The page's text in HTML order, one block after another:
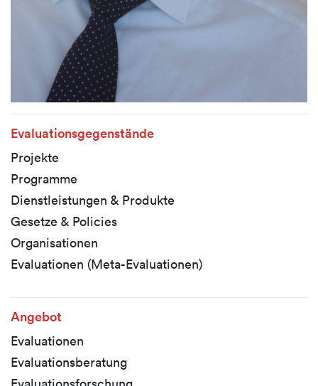
Evaluationsgegenstände
Projekte
Programme
Dienstleistungen & Produkte
Gesetze & Policies
Organisationen
Evaluationen (Meta-Evaluationen)
Angebot
Evaluationen
Evaluationsberatung